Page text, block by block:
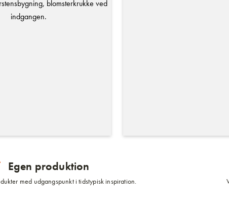
Egen produktion
med udgangspunkt i tidstypisk inspiration.